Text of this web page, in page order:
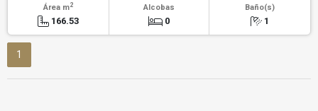
Área m2
166.53
Alcobas
0
Baño(s)
1
1